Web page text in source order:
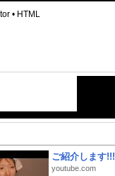
• HTML
ご紹介します!!!
youtube.com